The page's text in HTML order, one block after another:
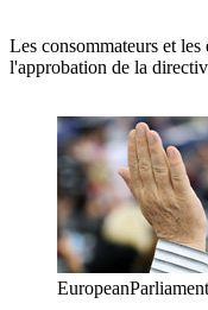
Les consommateurs et
l'approbation de la